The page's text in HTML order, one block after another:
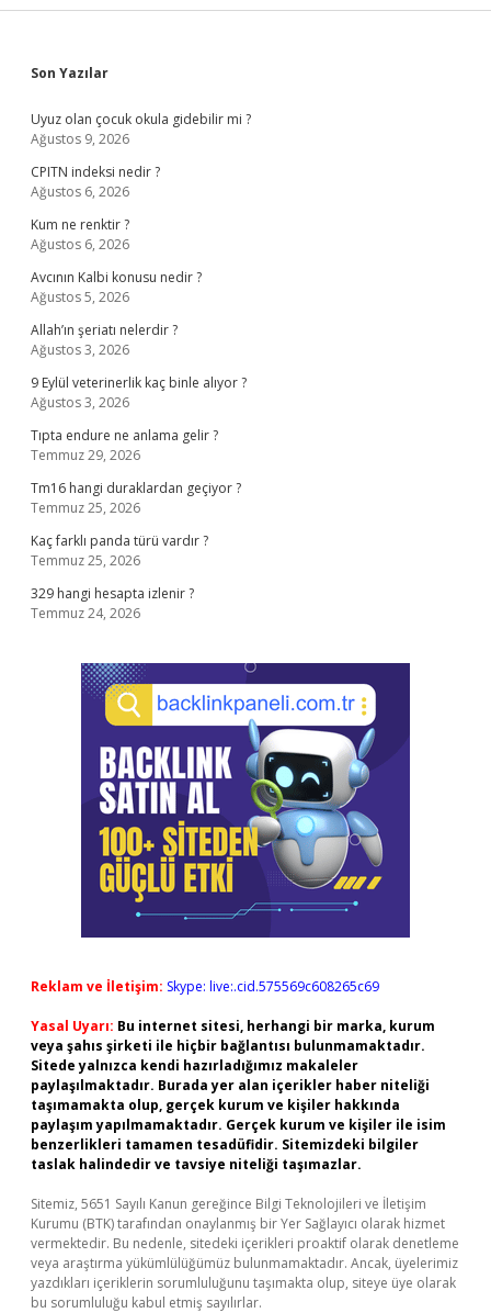
Sidebar
Son Yazılar
Uyuz olan çocuk okula gidebilir mi ?
Ağustos 9, 2026
CPITN indeksi nedir ?
Ağustos 6, 2026
Kum ne renktir ?
Ağustos 6, 2026
Avcının Kalbi konusu nedir ?
Ağustos 5, 2026
Allah’ın şeriatı nelerdir ?
Ağustos 3, 2026
9 Eylül veterinerlik kaç binle alıyor ?
Ağustos 3, 2026
Tıpta endure ne anlama gelir ?
Temmuz 29, 2026
Tm16 hangi duraklardan geçiyor ?
Temmuz 25, 2026
Kaç farklı panda türü vardır ?
Temmuz 25, 2026
329 hangi hesapta izlenir ?
Temmuz 24, 2026
Reklam ve İletişim: Skype: live:.cid.575569c608265c69
Yasal Uyarı: Bu internet sitesi, herhangi bir marka, kurum
veya şahıs şirketi ile hiçbir bağlantısı bulunmamaktadır.
Sitede yalnızca kendi hazırladığımız makaleler
paylaşılmaktadır. Burada yer alan içerikler haber niteliği
taşımamakta olup, gerçek kurum ve kişiler hakkında
paylaşım yapılmamaktadır. Gerçek kurum ve kişiler ile isim
benzerlikleri tamamen tesadüfidir. Sitemizdeki bilgiler
taslak halindedir ve tavsiye niteliği taşımazlar.
Sitemiz, 5651 Sayılı Kanun gereğince Bilgi Teknolojileri ve İletişim
Kurumu (BTK) tarafından onaylanmış bir Yer Sağlayıcı olarak hizmet
vermektedir. Bu nedenle, sitedeki içerikleri proaktif olarak denetleme
veya araştırma yükümlülüğümüz bulunmamaktadır. Ancak, üyelerimiz
yazdıkları içeriklerin sorumluluğunu taşımakta olup, siteye üye olarak
bu sorumluluğu kabul etmiş sayılırlar.